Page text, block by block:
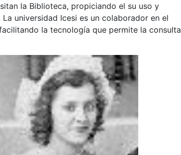
la Biblioteca, propiciando el su uso y
universidad Icesi es un colaborador en el
la tecnología que permite la consulta